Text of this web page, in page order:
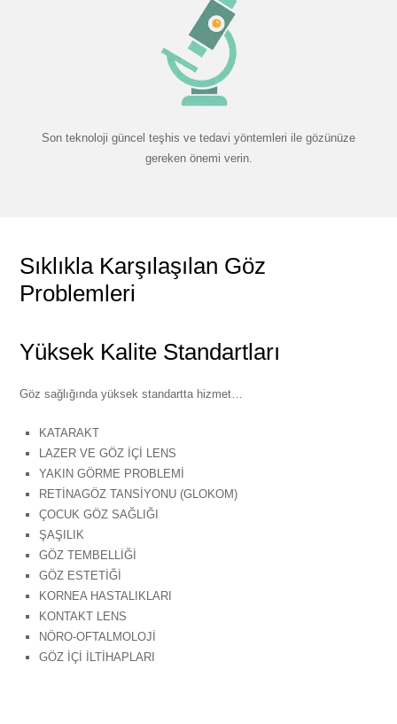
Son teknoloji güncel teşhis ve tedavi yöntemleri ile gözünüze
gereken önemi verin.
Sıklıkla Karşılaşılan Göz
Problemleri
Yüksek Kalite Standartları
Göz sağlığında yüksek standartta hizmet…
KATARAKT
LAZER VE GÖZ İÇİ LENS
YAKIN GÖRME PROBLEMİ
RETİNAGÖZ TANSİYONU (GLOKOM)
ÇOCUK GÖZ SAĞLIĞI
ŞAŞILIK
GÖZ TEMBELLİĞİ
GÖZ ESTETİĞİ
KORNEA HASTALIKLARI
KONTAKT LENS
NÖRO-OFTALMOLOJİ
GÖZ İÇİ İLTİHAPLARI